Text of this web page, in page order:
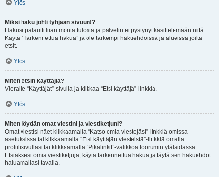
Ylös
Miksi haku johti tyhjään sivuun!?
Hakusi palautti liian monta tulosta ja palvelin ei pystynyt käsittelemään niitä.
Käytä “Tarkennettua hakua” ja ole tarkempi hakuehdoissa ja alueissa joilta
etsit.
Ylös
Miten etsin käyttäjiä?
Vieraile “Käyttäjät”-sivulla ja klikkaa “Etsi käyttäjä”-linkkiä.
Ylös
Miten löydän omat viestini ja viestiketjuni?
Omat viestisi näet klikkaamalla “Katso omia viestejäsi”-linkkiä omissa
asetuksissa tai klikkaamalla “Etsi käyttäjän viesteistä”-linkkiä omalla
profiilisivullasi tai klikkaamalla “Pikalinkit”-valikkoa foorumin ylälaidassa.
Etsiäksesi omia viestiketjuja, käytä tarkennettua hakua ja täytä sen hakuehdot
haluamallasi tavalla.